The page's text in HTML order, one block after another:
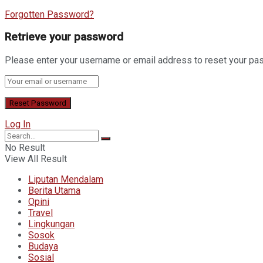
Forgotten Password?
Retrieve your password
Please enter your username or email address to reset your
Log In
No Result
View All Result
Liputan Mendalam
Berita Utama
Opini
Travel
Lingkungan
Sosok
Budaya
Sosial